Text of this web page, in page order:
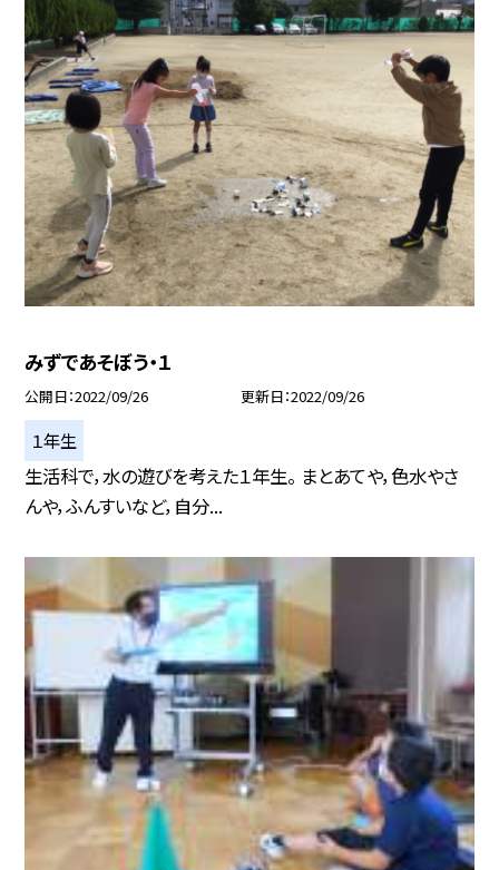
みずであそぼう・１
公開日 2022/09/26 更新日 2022/09/26
１年生
生活科で，水の遊びを考えた１年生。 まとあてや，色水やさ
んや，ふんすいなど，自分...